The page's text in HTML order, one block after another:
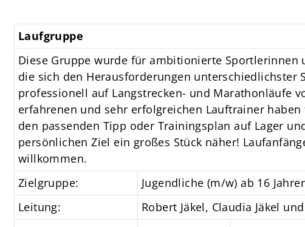
Laufgruppe
Diese Gruppe wurde für ambitionierte Sportlerinnen
die sich den Herausforderungen unterschiedlichster
professionell auf Langstrecken- und Marathonläufe
erfahrenen und sehr erfolgreichen Lauftrainer
den passenden Tipp oder Trainingsplan auf Lager
persönlichen Ziel ein großes Stück näher!
willkommen.
Zielgruppe:
Jugendliche (m/w) ab 16
Leitung:
Robert Jäkel, Claudia Jäkel